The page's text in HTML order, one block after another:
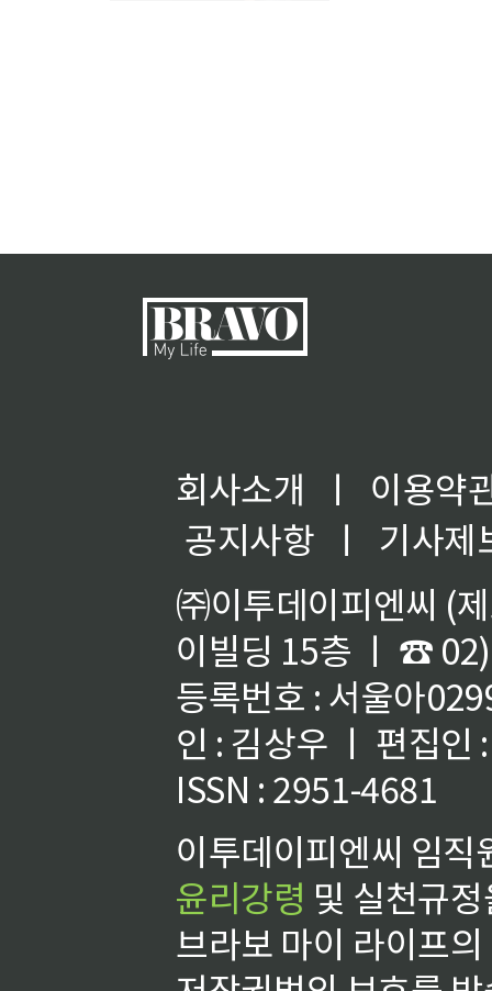
회사소개 ㅣ
이용약
공지사항
ㅣ
기사제
㈜이투데이피엔씨 (
이빌딩 15층 ㅣ ☎
등록번호 : 서울아
인 : 김상우 ㅣ 편집인
ISSN : 2951-4681
이투데이피엔씨 임
윤리강령 및 실천규
브라보 마이 라이프